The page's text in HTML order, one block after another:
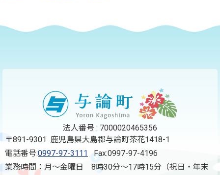
法人番号 : 7000020465356
〒891-9301 鹿児島県大島郡与論町茶花1418-1
電話番号:0997-97-3111 Fax:0997-97-4196
業務時間：月～金曜日 8時30分～17時15分（祝日・年末